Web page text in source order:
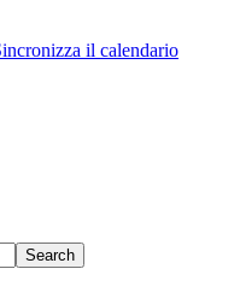
il calendario